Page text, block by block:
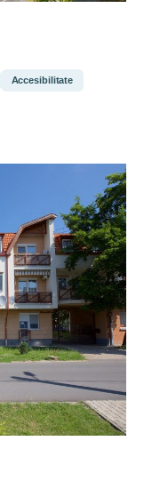
Accesibilitate